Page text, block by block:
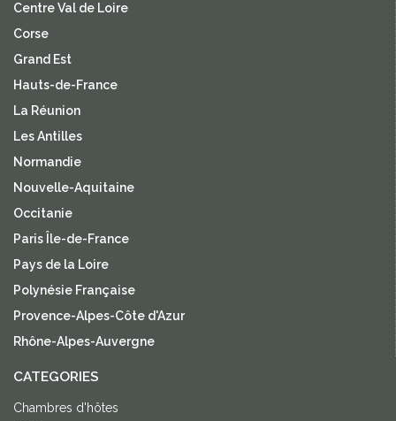
Centre Val de Loire
Corse
Grand Est
Hauts-de-France
La Réunion
Les Antilles
Normandie
Nouvelle-Aquitaine
Occitanie
Paris Île-de-France
Pays de la Loire
Polynésie Française
Provence-Alpes-Côte d'Azur
Rhône-Alpes-Auvergne
CATEGORIES
Chambres d'hôtes